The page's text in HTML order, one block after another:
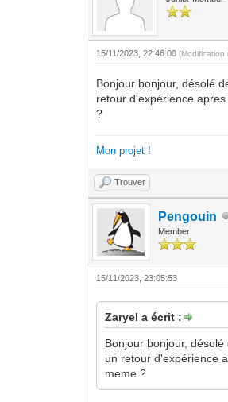
15/11/2023, 22:46:00
Bonjour bonjour, désolé
retour d'expérience
?
Mon projet !
Trouver
Pengouin
Member
15/11/2023, 23:05:53
Zaryel a écrit :
Bonjour bonjour,
un retour d'expérience
meme ?